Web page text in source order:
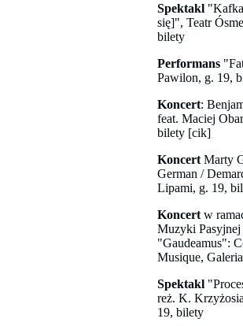
Spektakl
się]", Teatr
bilety
Performans
Pawilon, g. 19,
Koncert:
feat. Maciej
bilety [cik]
Koncert Marty
German /
Lipami, g. 19,
Koncert w
Muzyki Pasyjnej
"Gaudeamus":
Musique,
Spektakl
reż. K.
19, bilety